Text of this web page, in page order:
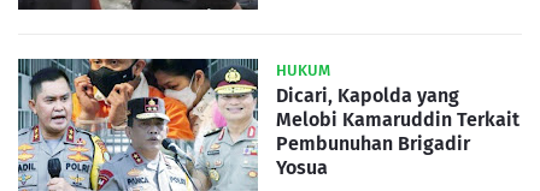
HUKUM
Dicari, Kapolda yang
Melobi Kamaruddin Terkait
Pembunuhan Brigadir
Yosua